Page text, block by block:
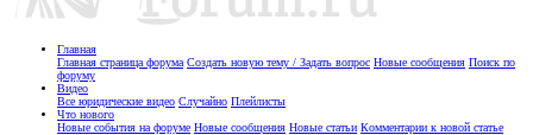
Главная
Главная страница форума Создать новую тему / Задать вопрос Новые сообщения Поиск по
форуму
Видео
Все юридические видео Случайно Плейлисты
Что нового
Новые события на форуме Новые сообщения Новые статьи Комментарии к новой статье